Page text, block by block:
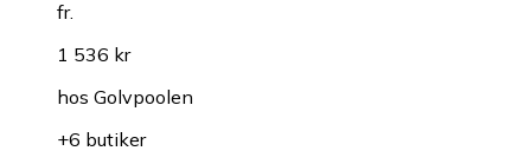
fr.
1 536 kr
hos Golvpoolen
+6 butiker